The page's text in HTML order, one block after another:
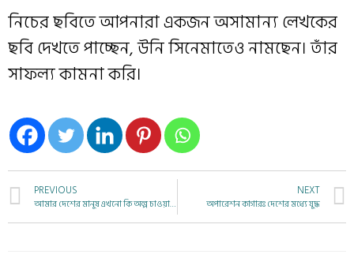
নিচের ছবিতে আপনারা একজন অসামান্য লেখকের
ছবি দেখতে পাচ্ছেন, উনি সিনেমাতেও নামছেন। তাঁর
সাফল্য কামনা করি।
PREVIOUS
আমার দেশের মানুষ এখনো কি অল্প চাওয়া পাওয়াতে খুশি হয়!
NEXT
অপারেশন কাগারঃ দেশের মধ্যে যুদ্ধ